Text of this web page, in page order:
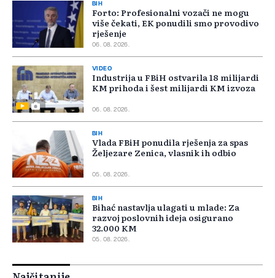
BIH
Forto: Profesionalni vozači ne mogu
više čekati, EK ponudili smo provodivo
rješenje
06. 08. 2026.
VIDEO
Industrija u FBiH ostvarila 18 milijardi
KM prihoda i šest milijardi KM izvoza
06. 08. 2026.
BIH
Vlada FBiH ponudila rješenja za spas
Željezare Zenica, vlasnik ih odbio
05. 08. 2026.
BIH
Bihać nastavlja ulagati u mlade: Za
razvoj poslovnih ideja osigurano
32.000 KM
05. 08. 2026.